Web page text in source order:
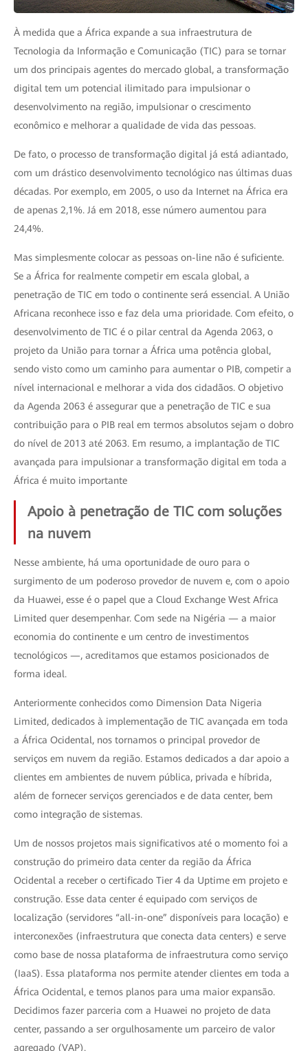
À medida que a África expande a sua infraestrutura de
Tecnologia da Informação e Comunicação (TIC) para se tornar
um dos principais agentes do mercado global, a transformação
digital tem um potencial ilimitado para impulsionar o
desenvolvimento na região, impulsionar o crescimento
econômico e melhorar a qualidade de vida das pessoas.
De fato, o processo de transformação digital já está adiantado,
com um drástico desenvolvimento tecnológico nas últimas duas
décadas. Por exemplo, em 2005, o uso da Internet na África era
de apenas 2,1%. Já em 2018, esse número aumentou para
24,4%.
Mas simplesmente colocar as pessoas on-line não é suficiente.
Se a África for realmente competir em escala global, a
penetração de TIC em todo o continente será essencial. A União
Africana reconhece isso e faz dela uma prioridade. Com efeito, o
desenvolvimento de TIC é o pilar central da Agenda 2063, o
projeto da União para tornar a África uma potência global,
sendo visto como um caminho para aumentar o PIB, competir a
nível internacional e melhorar a vida dos cidadãos. O objetivo
da Agenda 2063 é assegurar que a penetração de TIC e sua
contribuição para o PIB real em termos absolutos sejam o dobro
do nível de 2013 até 2063. Em resumo, a implantação de TIC
avançada para impulsionar a transformação digital em toda a
África é muito importante
Apoio à penetração de TIC com soluções
na nuvem
Nesse ambiente, há uma oportunidade de ouro para o
surgimento de um poderoso provedor de nuvem e, com o apoio
da Huawei, esse é o papel que a Cloud Exchange West Africa
Limited quer desempenhar. Com sede na Nigéria — a maior
economia do continente e um centro de investimentos
tecnológicos —, acreditamos que estamos posicionados de
forma ideal.
Anteriormente conhecidos como Dimension Data Nigeria
Limited, dedicados à implementação de TIC avançada em toda
a África Ocidental, nos tornamos o principal provedor de
serviços em nuvem da região. Estamos dedicados a dar apoio a
clientes em ambientes de nuvem pública, privada e híbrida,
além de fornecer serviços gerenciados e de data center, bem
como integração de sistemas.
Um de nossos projetos mais significativos até o momento foi a
construção do primeiro data center da região da África
Ocidental a receber o certificado Tier 4 da Uptime em projeto e
construção. Esse data center é equipado com serviços de
localização (servidores “all-in-one” disponíveis para locação) e
interconexões (infraestrutura que conecta data centers) e serve
como base de nossa plataforma de infraestrutura como serviço
(IaaS). Essa plataforma nos permite atender clientes em toda a
África Ocidental, e temos planos para uma maior expansão.
Decidimos fazer parceria com a Huawei no projeto de data
center, passando a ser orgulhosamente um parceiro de valor
agregado (VAP).